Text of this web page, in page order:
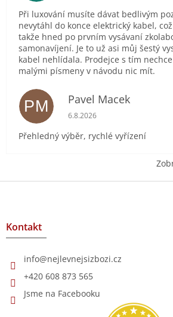
Při luxování musíte dávat bedlivým
nevytáhl do konce elektrický kabel,
takže hned po prvním vysávaní
samonavíjení. Je to už asi můj šestý
kabel nehlídala. Prodejce s tím
malými písmeny v návodu nic mít.
PM Pavel Macek
Hodnocení obchodu je 5 z
6.8.2026
Přehledný výběr, rychlé vyřízení
Z
Kontakt
info@nejlevnejsizbozi.cz
+420 608 873 565
Jsme na Facebooku